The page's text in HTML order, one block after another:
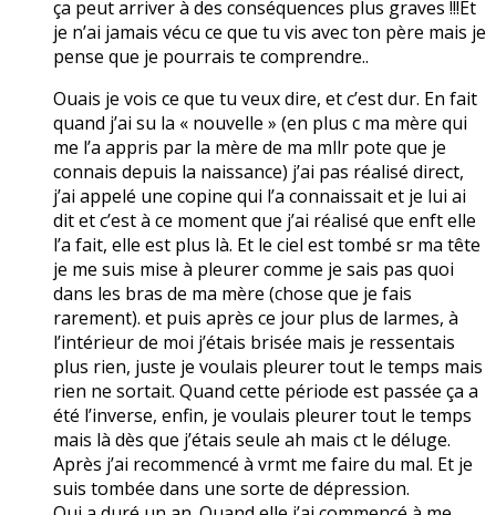
ça peut arriver à des conséquences plus graves !!!Et
je n’ai jamais vécu ce que tu vis avec ton père mais je
pense que je pourrais te comprendre..
Ouais je vois ce que tu veux dire, et c’est dur. En fait
quand j’ai su la « nouvelle » (en plus c ma mère qui
me l’a appris par la mère de ma mllr pote que je
connais depuis la naissance) j’ai pas réalisé direct,
j’ai appelé une copine qui l’a connaissait et je lui ai
dit et c’est à ce moment que j’ai réalisé que enft elle
l’a fait, elle est plus là. Et le ciel est tombé sr ma tête
je me suis mise à pleurer comme je sais pas quoi
dans les bras de ma mère (chose que je fais
rarement). et puis après ce jour plus de larmes, à
l’intérieur de moi j’étais brisée mais je ressentais
plus rien, juste je voulais pleurer tout le temps mais
rien ne sortait. Quand cette période est passée ça a
été l’inverse, enfin, je voulais pleurer tout le temps
mais là dès que j’étais seule ah mais ct le déluge.
Après j’ai recommencé à vrmt me faire du mal. Et je
suis tombée dans une sorte de dépression.